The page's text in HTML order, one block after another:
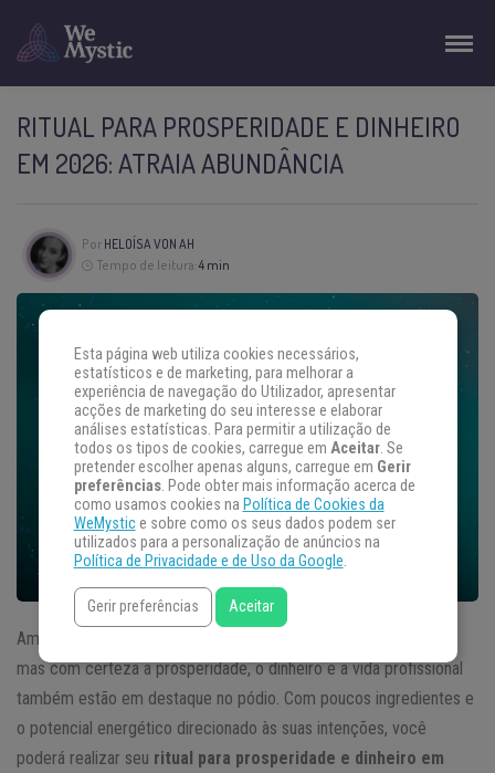
RITUAL PARA PROSPERIDADE E DINHEIRO
EM 2026: ATRAIA ABUNDÂNCIA
Por HELOÍSA VON AH
Tempo de leitura:4 min
Amor e saúde são temas recorrentes nos pedidos de ano novo,
mas com certeza a prosperidade, o dinheiro e a vida profissional
também estão em destaque no pódio. Com poucos ingredientes e
o potencial energético direcionado às suas intenções, você
poderá realizar seu ritual para prosperidade e dinheiro em
Esta página web utiliza cookies necessários,
estatísticos e de marketing, para melhorar a
experiência de navegação do Utilizador, apresentar
acções de marketing do seu interesse e elaborar
análises estatísticas. Para permitir a utilização de
todos os tipos de cookies, carregue em Aceitar. Se
pretender escolher apenas alguns, carregue em Gerir
preferências. Pode obter mais informação acerca de
como usamos cookies na Política de Cookies da
WeMystice sobre como os seus dados podem ser
utilizados para a personalização de anúncios na
Política de Privacidade e de Uso da Google.
Gerir preferências Aceitar